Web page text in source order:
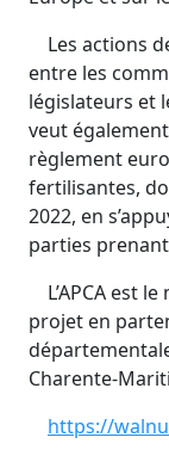
Les actions
entre les
législateurs et
veut
règlement
fertilisantes,
2022, en
parties
L’APCA est
projet en
Charente-
https://